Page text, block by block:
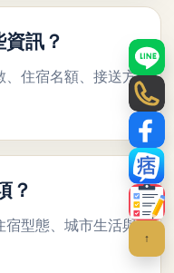
訊？
、住宿名額、接送方
？
宿型態、城市生活與
LINE
電話
部落
聯絡
↑